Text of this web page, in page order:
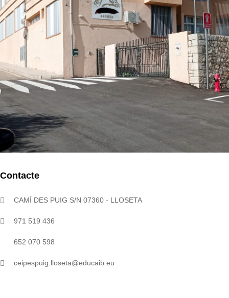
Contacte
CAMÍ DES PUIG S/N 07360 - LLOSETA
971 519 436
652 070 598
ceipespuig.lloseta@educaib.eu